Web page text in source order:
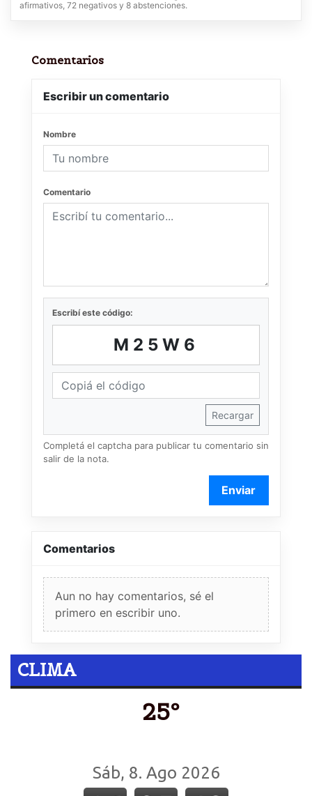
afirmativos, 72 negativos y 8 abstenciones.
Comentarios
Escribir un comentario
Nombre
Comentario
Escribí este código:
M25W6
Recargar
Completá el captcha para publicar tu comentario sin
salir de la nota.
Enviar
Comentarios
Aun no hay comentarios, sé el
primero en escribir uno.
CLIMA
25º